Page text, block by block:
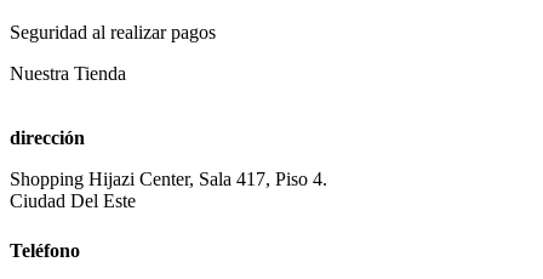
Seguridad al realizar pagos
Nuestra Tienda
dirección
Shopping Hijazi Center, Sala 417, Piso 4.
Ciudad Del Este
Teléfono